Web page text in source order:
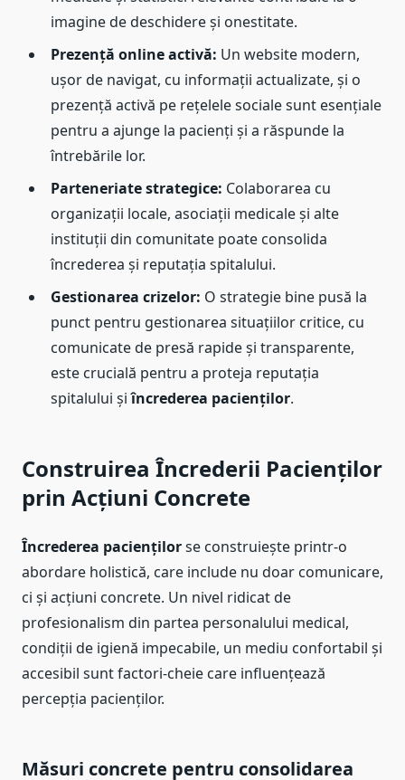
imagine de deschidere și onestitate.
Prezență online activă: Un website modern,
ușor de navigat, cu informații actualizate, și o
prezență activă pe rețelele sociale sunt esențiale
pentru a ajunge la pacienți și a răspunde la
întrebările lor.
Parteneriate strategice: Colaborarea cu
organizații locale, asociații medicale și alte
instituții din comunitate poate consolida
încrederea și reputația spitalului.
Gestionarea crizelor: O strategie bine pusă la
punct pentru gestionarea situațiilor critice, cu
comunicate de presă rapide și transparente,
este crucială pentru a proteja reputația
spitalului șiîncrederea pacienților.
Construirea Încrederii Pacienților
prin Acțiuni Concrete
Încrederea paciențilorse construiește printr-o
abordare holistică, care include nu doar comunicare,
ci și acțiuni concrete. Un nivel ridicat de
profesionalism din partea personalului medical,
condiții de igienă impecabile, un mediu confortabil și
accesibil sunt factori-cheie care influențează
percepția pacienților.
Măsuri concrete pentru consolidarea